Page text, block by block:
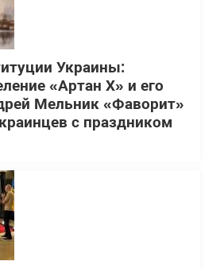
Украины:
«Артан Х» и его
Мельник «Фаворит»
с праздником